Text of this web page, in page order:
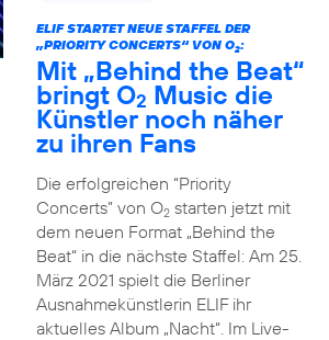
ELIF STARTET NEUE STAFFEL DER
„PRIORITY CONCERTS“ VON O2:
Mit „Behind the Beat“
bringt O2 Music die
Künstler noch näher
zu ihren Fans
Die erfolgreichen “Priority
Concerts” von O2starten jetzt mit
dem neuen Format „Behind the
Beat“ in die nächste Staffel: Am 25.
März 2021 spielt die Berliner
Ausnahmekünstlerin ELIF ihr
aktuelles Album „Nacht“. Im Live-